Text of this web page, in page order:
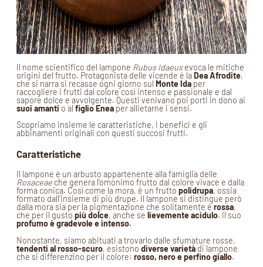
Il nome scientifico del lampone Rubus Idaeusevoca le mitiche
origini del frutto. Protagonista delle vicende è laDea Afrodite,
che si narra si recasse ogni giorno sul Monte Ida per
raccogliere i frutti dal colore così intenso e passionale e dal
sapore dolce e avvolgente. Questi venivano poi porti in dono ai
suoi amanti o al figlio Enea per allietarne i sensi.
Scopriamo insieme le caratteristiche, i benefici e gli
abbinamenti originali con questi succosi frutti.
Caratteristiche
Il lampone è un arbusto appartenente alla famiglia delle
Rosaceae che genera l’omonimo frutto dal colore vivace e dalla
forma conica. Così come la mora, è un frutto polidrupa, ossia
formato dall’insieme di più drupe. Il lampone si distingue però
dalla mora sia per la pigmentazione che solitamente èrossa,
che per il gusto più dolce, anche se lievemente acidulo. Il suo
profumo è gradevole e intenso.
Nonostante, siamo abituati a trovarlo dalle sfumature rosse,
tendenti al rosso-scuro, esistono diverse varietà di lampone
che si differenzino per il colore: rosso, nero e perfino giallo.